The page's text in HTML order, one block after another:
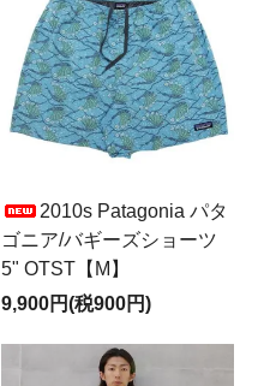
2010s Patagonia パタ
ゴニア/バギーズショーツ
5" OTST【M】
9,900円(税900円)